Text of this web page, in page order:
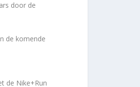
door de
de komende
de Nike+Run